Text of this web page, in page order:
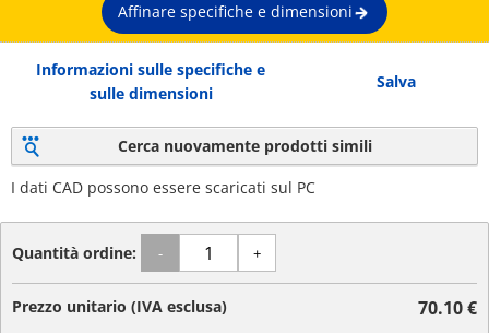
Affinare specifiche e dimensioni
Informazioni sulle specifiche e
sulle dimensioni
Salva
Cerca nuovamente prodotti simili
I dati CAD possono essere scaricati sul PC
Quantità ordine: - +
Prezzo unitario (IVA esclusa) 70.10 €